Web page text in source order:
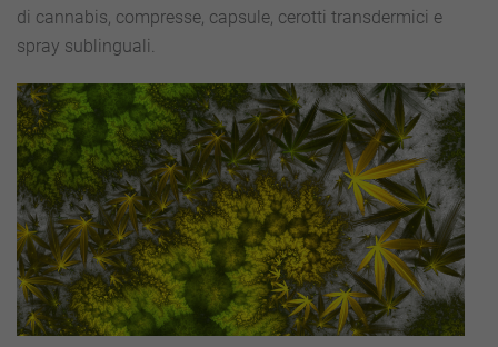
di cannabis, compresse, capsule, cerotti transdermici e
spray sublinguali.